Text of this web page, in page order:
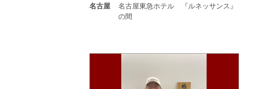
名古屋
名古屋東急ホテル 『ルネッサンス』
の間